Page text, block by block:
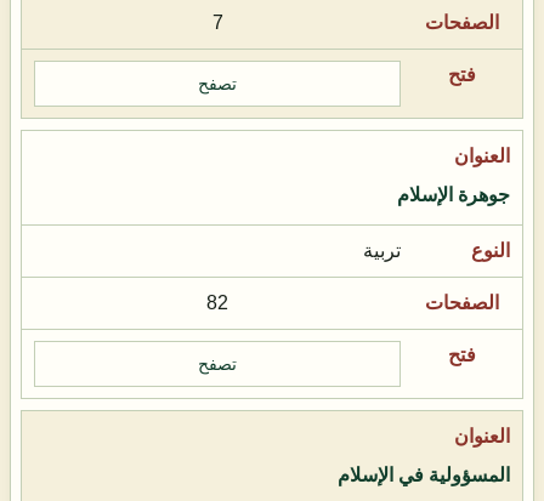
7
تصفح
جوهرة الإسلام
تربية
82
تصفح
المسؤولية في الإسلام